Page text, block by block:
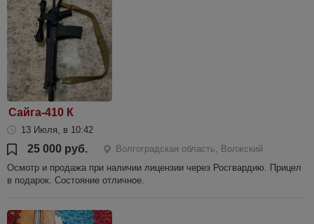
Сайга-410 К
13 Июля, в 10:42
25 000 руб.
Волгоградская область, Волжский
Осмотр и продажа при наличии лицензии через Росгвардию. Прицел
в подарок. Состояние отличное.